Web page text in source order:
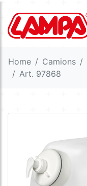
Home Camions
Art. 97868